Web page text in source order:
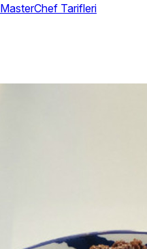
MasterChef Tarifleri